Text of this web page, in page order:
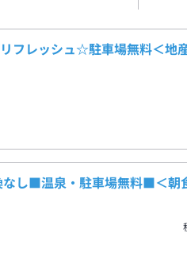
フレッシュ☆駐車場無料＜地
なし■温泉・駐車場無料■＜朝